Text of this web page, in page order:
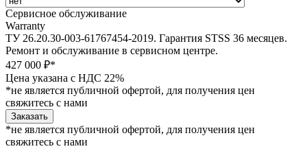
Сервисное обслуживание
Warranty
ТУ 26.20.30-003-61767454-2019. Гарантия STSS 36 месяцев.
Ремонт и обслуживание в сервисном центре.
427 000 ₽*
Цена указана с НДС 22%
*не является публичной офертой, для получения цен
свяжитесь с нами
Заказать
*не является публичной офертой, для получения цен
свяжитесь с нами